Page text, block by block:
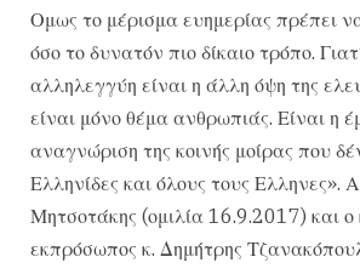
Ομως το μέρισμα ευημερίας πρέπει
όσο το δυνατόν πιο δίκαιο τρόπο.
αλληλεγγύη είναι η άλλη όψη της
είναι μόνο θέμα ανθρωπιάς. Είναι η
αναγνώριση της κοινής μοίρας που
Ελληνίδες και όλους τους Ελληνες».
Μητσοτάκης (ομιλία 16.9.2017) και ο
εκπρόσωπος κ. Δημήτρης